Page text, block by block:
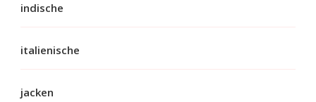
indische
italienische
jacken